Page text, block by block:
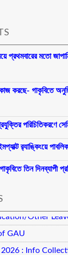
প্রথমবারের মতো
কাজ করছে- গাকৃবিতে
পরিচিতিকরণে
র‍্যাঙ্কিংয়ে পাবলিক
তিন দিনব্যাপী
Other
GAU
2026 : Info